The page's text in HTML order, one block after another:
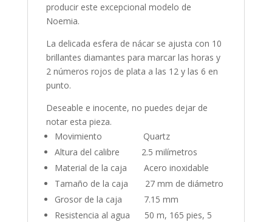
producir este excepcional modelo de
Noemia.
La delicada esfera de nácar se ajusta con 10
brillantes diamantes para marcar las horas y
2 números rojos de plata a las 12 y las 6 en
punto.
Deseable e inocente, no puedes dejar de
notar esta pieza.
Movimiento Quartz
Altura del calibre 2.5 milímetros
Material de la caja Acero inoxidable
Tamaño de la caja 27 mm de diámetro
Grosor de la caja 7.15 mm
Resistencia al agua 50 m, 165 pies, 5